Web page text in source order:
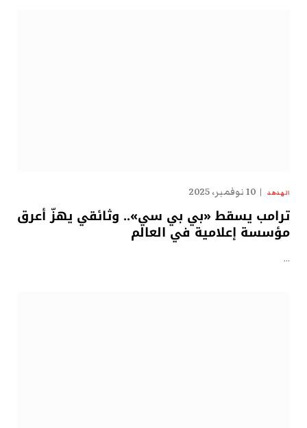
الهدهد 10 نوفمبر، 2025
ترامب يسقط «بي بي سي».. وثائقي يهزّ أعرق
مؤسسة إعلامية في العالم
…